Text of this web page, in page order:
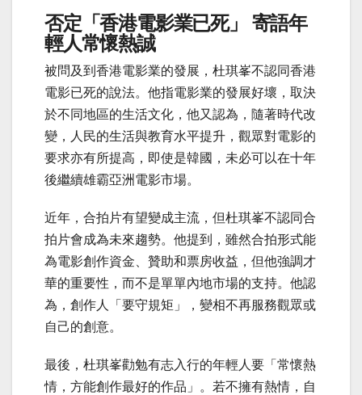
否定「香港電影業已死」 寄語年
輕人常懷熱誠
被問及到香港電影業的發展，杜琪峯不認同香港
電影已死的說法。他指電影業的發展好壞，取決
於不同地區的生活文化，他又認為，隨著時代改
變，人民的生活與教育水平提升，觀眾對電影的
要求亦有所提高，即使是韓國，未必可以在十年
後繼續雄霸亞洲電影市場。
近年，合拍片有望變成主流，但杜琪峯不認同合
拍片會成為未來趨勢。他提到，雖然合拍形式能
為電影創作資金、贊助和票房收益，但他強調才
華的重要性，而不是單單內地市場的支持。他認
為，創作人「要守規矩」，變相不再服務觀眾或
自己的創意。
最後，杜琪峯勸勉有志入行的年輕人要「常懷熱
情，方能創作最好的作品」。若不擁有熱情，自